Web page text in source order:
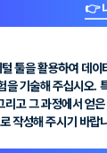
👉
툴을 활용하여 데이
을 기술해 주십시오.
고 그 과정에서 얻은
작성해 주시기 바랍